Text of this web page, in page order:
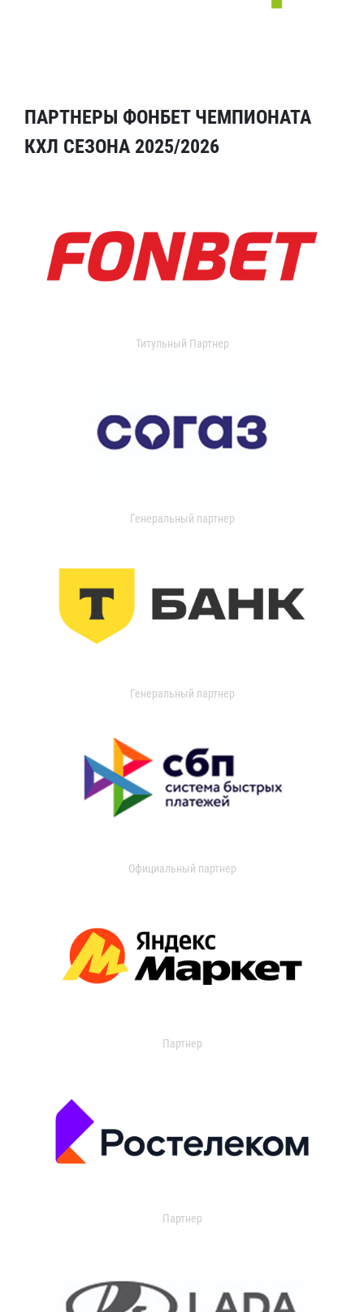
ПАРТНЕРЫ ФОНБЕТ ЧЕМПИОНАТА
КХЛ СЕЗОНА 2025/2026
Титульный Партнер
Генеральный партнер
Генеральный партнер
Официальный партнер
Партнер
Партнер